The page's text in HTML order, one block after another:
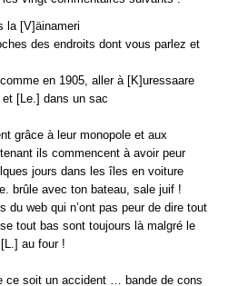
la [V]äinameri
des endroits dont vous parlez et
en 1905, aller à [K]uressaare
[Le.] dans un sac
grâce à leur monopole et aux
ils commencent à avoir peur
jours dans les îles en voiture
brûle avec ton bateau, sale juif !
du web qui n’ont pas peur de dire tout
tout bas sont toujours là malgré le
au four !
ce soit un accident … bande de cons